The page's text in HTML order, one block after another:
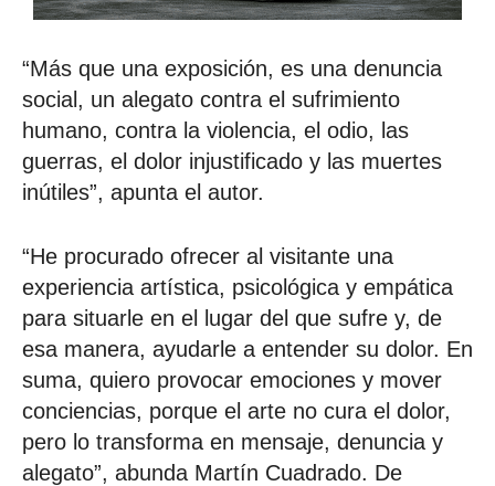
“Más que una exposición, es una denuncia
social, un alegato contra el sufrimiento
humano, contra la violencia, el odio, las
guerras, el dolor injustificado y las muertes
inútiles”, apunta el autor.
“He procurado ofrecer al visitante una
experiencia artística, psicológica y empática
para situarle en el lugar del que sufre y, de
esa manera, ayudarle a entender su dolor. En
suma, quiero provocar emociones y mover
conciencias, porque el arte no cura el dolor,
pero lo transforma en mensaje, denuncia y
alegato”, abunda Martín Cuadrado. De